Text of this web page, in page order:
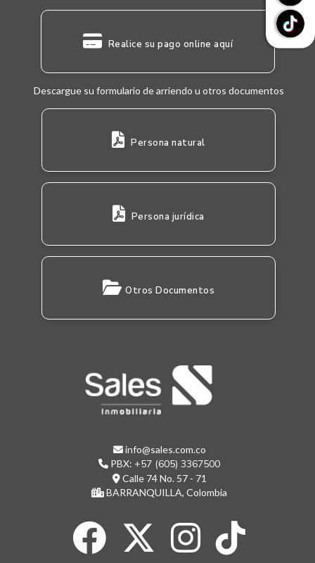
Realice su pago online aquí
Descargue su formulario de arriendo u otros documentos
Persona natural
Persona jurídica
Otros Documentos
info@sales.com.co
PBX: +57 (605) 3367500
Calle 74 No. 57 - 71
BARRANQUILLA, Colombia